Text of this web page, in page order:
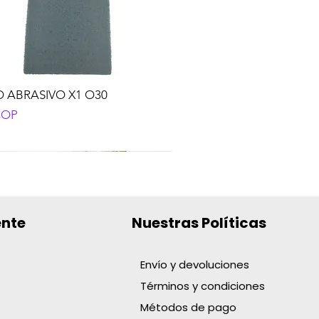
ABRASIVO X1 O30
KILOMETRICO
DOMES. T:9 CAL 18 AMA
TRAPERO PABILO X370GR
Nuestras Políticas
Envío y devoluciones
Términos y condiciones
Métodos de pago